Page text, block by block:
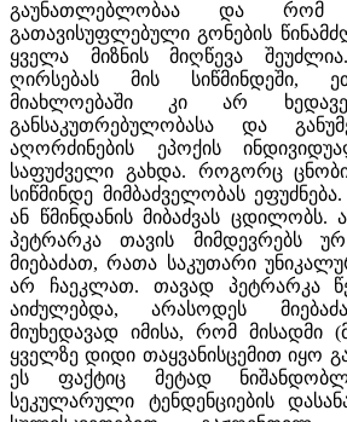
გაუნათლებლობაა და რომ
გათავისუფლებული გონების
ყველა მიზნის მიღწევა
ღირსებას მის სიწმინდეში,
მიახლოებაში კი არ
განსაკუთრებულობასა და
აღორძინების ეპოქის
საფუძველი გახდა. როგორც
სიწმინდე მიმბაძველობას
ან წმინდანის მიბაძვას ცდილობს.
პეტრარკა თავის მიმდევრებს
მიებაძათ, რათა საკუთარი
არ ჩაეკლათ. თავად პეტრარკა
აიძულებდა, არასოდეს
მიუხედავად იმისა, რომ მისადმი
ყველზე დიდი თაყვანისცემით იყო
ეს ფაქტიც მეტად
სეკულარული ტენდენციების